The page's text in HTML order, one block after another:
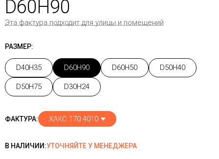
D60H90
Эта фактура подходит для улицы и помещений
РАЗМЕР:
D40H35 D60H90 D60H50 D50H40
D50H75 D30H24
ФАКТУРА: ХАКС 170 4010
В НАЛИЧИИ:УТОЧНЯЙТЕ У МЕНЕДЖЕРА